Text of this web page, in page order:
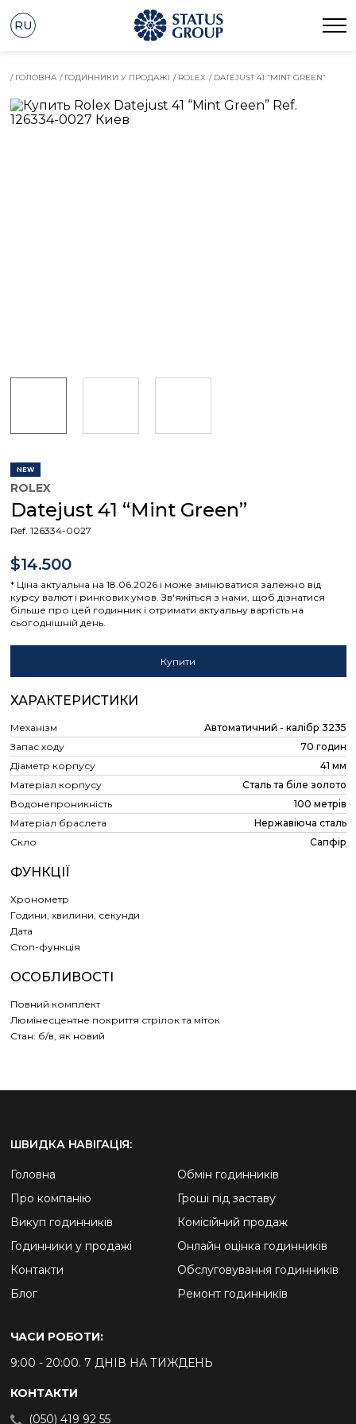
RU
/ ГОЛОВНА / ГОДИННИКИ У ПРОДАЖІ / ROLEX / DATEJUST 41 “MINT GREEN”
NEW
ROLEX
Datejust 41 “Mint Green”
Ref. 126334-0027
$14.500
* Ціна актуальна на 18.06.2026 і може змінюватися залежно від
курсу валют і ринкових умов. Зв'яжіться з нами, щоб дізнатися
більше про цей годинник і отримати актуальну вартість на
сьогоднішній день.
Купити
ХАРАКТЕРИСТИКИ
Механізм
Автоматичний - калібр 3235
Запас ходу
70 годин
Діаметр корпусу
41 мм
Матеріал корпусу
Сталь та біле золото
Водонепроникність
100 метрів
Матеріал браслета
Нержавіюча сталь
Скло
Сапфір
ФУНКЦІЇ
Хронометр
Години, хвилини, секунди
Дата
Cтоп-функція
ОСОБЛИВОСТІ
Повний комплект
Люмінесцентне покриття стрілок та міток
Стан: б/в, як новий
ШВИДКА НАВІГАЦІЯ:
Головна
Про компанію
Викуп годинників
Годинники у продажі
Контакти
Блог
Обмін годинників
Гроші під заставу
Комісійний продаж
Онлайн оцінка годинників
Обслуговування годинників
Ремонт годинників
ЧАСИ РОБОТИ:
9:00 - 20:00. 7 ДНІВ НА ТИЖДЕНЬ
КОНТАКТИ
(050) 419 92 55